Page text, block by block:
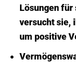
Lösungen
versucht sie,
um positive